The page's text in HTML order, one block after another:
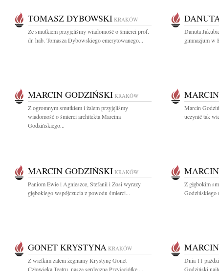
TOMASZ DYBOWSKI KRAKÓW
Ze smutkiem przyjęliśmy wiadomość o śmierci prof.
dr. hab. Tomasza Dybowskiego emerytowanego...
Danuta
gimnazjum w
MARCIN GODZIŃSKI KRAKÓW
Z ogromnym smutkiem i żalem przyjęliśmy
wiadomość o śmierci architekta Marcina
Godzińskiego...
Marcin
uczynić tak
MARCIN GODZIŃSKI KRAKÓW
Paniom Ewie i Agnieszce, Stefanii i Zosi wyrazy
głębokiego współczucia z powodu śmierci...
Z głębokim
Godzińskiego
GONET KRYSTYNA KRAKÓW
Z wielkim żalem żegnamy Krystynę Gonet
Człowieka Teatru, naszą serdeczną Przyjaciółkę,...
Dnia 11
Godziński